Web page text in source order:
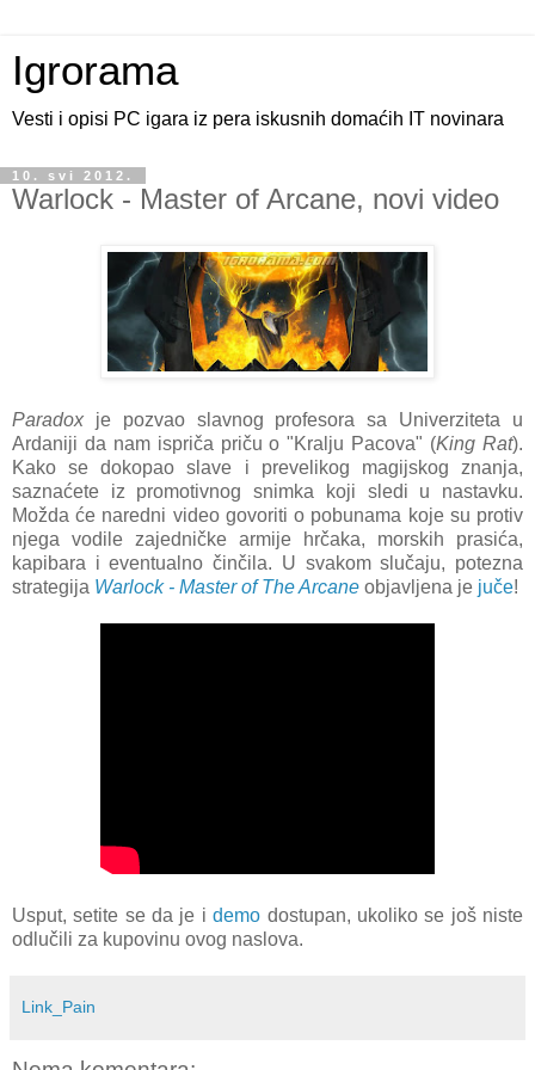
Igrorama
Vesti i opisi PC igara iz pera iskusnih domaćih IT novinara
10. svi 2012.
Warlock - Master of Arcane, novi video
Paradox je pozvao slavnog profesora sa Univerziteta u
Ardaniji da nam ispriča priču o "Kralju Pacova" (King Rat).
Kako se dokopao slave i prevelikog magijskog znanja,
saznaćete iz promotivnog snimka koji sledi u nastavku.
Možda će naredni video govoriti o pobunama koje su protiv
njega vodile zajedničke armije hrčaka, morskih prasića,
kapibara i eventualno činčila. U svakom slučaju, potezna
strategija Warlock - Master of The Arcane objavljena je juče!
Usput, setite se da je idemo dostupan, ukoliko se još niste
odlučili za kupovinu ovog naslova.
Link_Pain